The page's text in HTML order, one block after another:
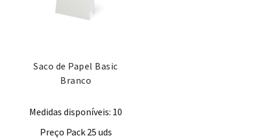
Saco de Papel Basic
Branco
Medidas disponíveis: 10
Preço Pack 25 uds